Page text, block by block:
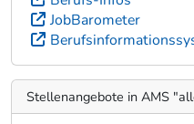
JobBarometer
Stellenangebote in AMS